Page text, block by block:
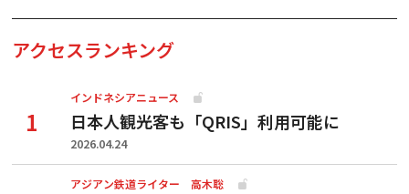
アクセスランキング
インドネシアニュース
日本人観光客も「QRIS」利用可能に
2026.04.24
アジアン鉄道ライター 高木聡